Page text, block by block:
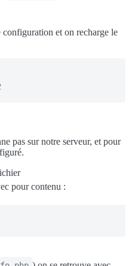
et on recharge le
pas sur notre serveur, et pour
pour contenu :